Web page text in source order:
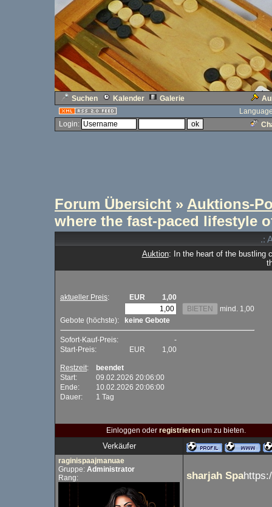
Suchen Kalender Galerie
Login:
Forum Übersicht » Auktions-
where the fast-paced lifestyle
.:
Auktion: In the heart of the bustling
aktueller Preis: EUR
1,00
mind. 1,00
Gebote (höchste):
keine Gebote
Sofort-Kauf-Preis:
-
Start-Preis:
EUR 1,00
Restzeit:
beendet
Start:
09.02.2026 20:06:00
Ende:
10.02.2026 20:06:00
Dauer:
1 Tag
Einloggen oder registrieren um zu bieten.
Verkäufer
raginispaajmanuae
Gruppe: Administrator
Rang:
sharjah Spa